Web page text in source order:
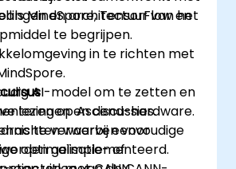
MindSpore, TensorFlow en
en architectuur van het
te begrijpen.
in te richten met
AI-model om te zetten en
op Ascend-hardware.
te verwerven voor
optimalisatie- of
lezingen en discussies.
waarbij eenvoudige
geïmplementeerd.